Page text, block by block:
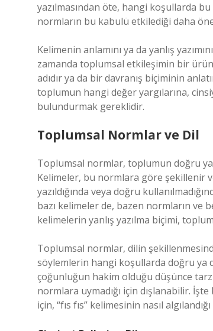
yazılmasından öte, hangi koşullarda
normların bu kabulü etkilediği daha
Kelimenin anlamını ya da yanlış
zamanda toplumsal etkileşimin bir
adıdır ya da bir davranış biçiminin
toplumun hangi değer yargılarına,
bulundurmak gereklidir.
Toplumsal Normlar ve Dil
Toplumsal normlar, toplumun doğru
Kelimeler, bu normlara göre şekillenir
yazıldığında veya doğru
bazı kelimeler de, bazen normların
kelimelerin yanlış yazılma biçimi,
Toplumsal normlar, dilin
söylemlerin hangi koşullarda doğru ya
çoğunluğun hakim olduğu düşünce
normlara uymadığı için dışlanabilir.
için, “fıs fıs” kelimesinin nasıl